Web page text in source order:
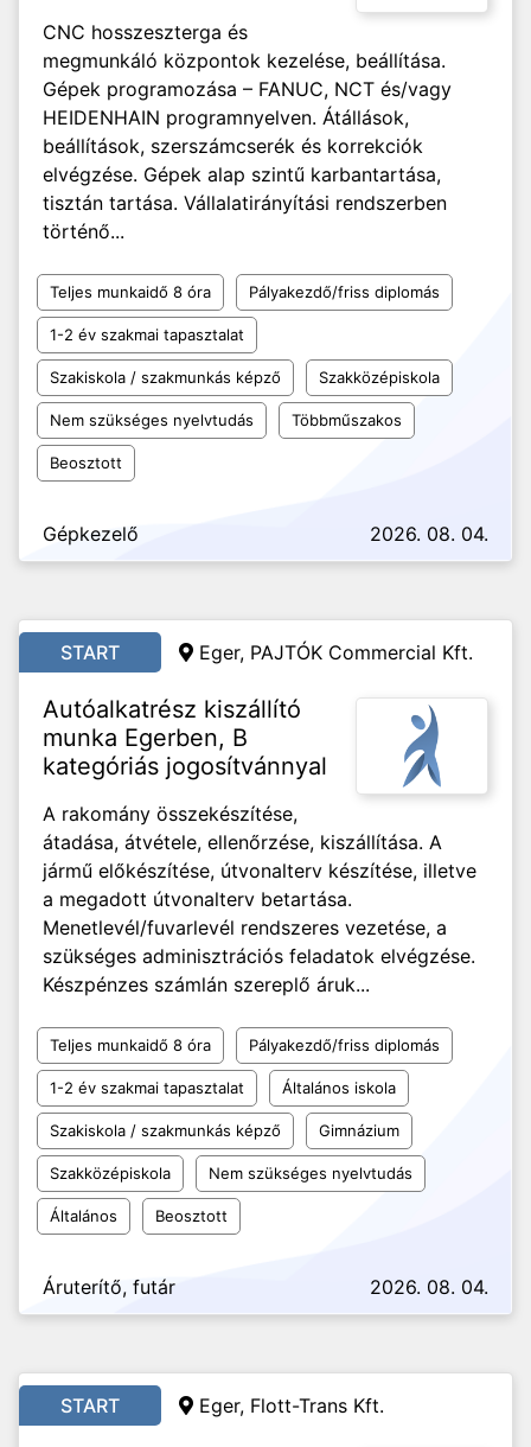
CNC hosszeszterga és
megmunkáló központok kezelése, beállítása.
Gépek programozása – FANUC, NCT és/vagy
HEIDENHAIN programnyelven. Átállások,
beállítások, szerszámcserék és korrekciók
elvégzése. Gépek alap szintű karbantartása,
tisztán tartása. Vállalatirányítási rendszerben
történő...
Teljes munkaidő 8 óra Pályakezdő/friss diplomás
1-2 év szakmai tapasztalat
Szakiskola / szakmunkás képző Szakközépiskola
Nem szükséges nyelvtudás Többműszakos
Beosztott
Gépkezelő 2026. 08. 04.
START Eger, PAJTÓK Commercial Kft.
Autóalkatrész kiszállító
munka Egerben, B
kategóriás jogosítvánnyal
A rakomány összekészítése,
átadása, átvétele, ellenőrzése, kiszállítása. A
jármű előkészítése, útvonalterv készítése, illetve
a megadott útvonalterv betartása.
Menetlevél/fuvarlevél rendszeres vezetése, a
szükséges adminisztrációs feladatok elvégzése.
Készpénzes számlán szereplő áruk...
Teljes munkaidő 8 óra Pályakezdő/friss diplomás
1-2 év szakmai tapasztalat Általános iskola
Szakiskola / szakmunkás képző Gimnázium
Szakközépiskola Nem szükséges nyelvtudás
Általános Beosztott
Áruterítő, futár 2026. 08. 04.
START Eger, Flott-Trans Kft.